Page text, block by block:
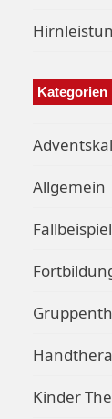
Kategorien
Allgemein
Fallbeispiel
Kinder